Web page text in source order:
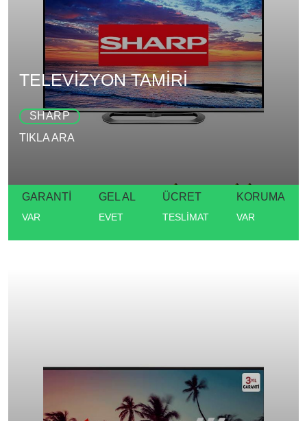
TELEVİZYON TAMİRİ
SHARP
TIKLA ARA
GARANTİ
VAR
GEL AL
EVET
ÜCRET
TESLİMAT
KORUMA
VAR